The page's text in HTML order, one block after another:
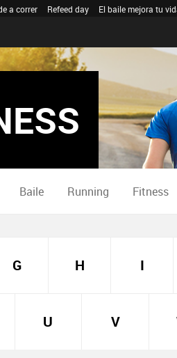
a correr Refeed day El baile mejora tu
Baile Running Fitness
G H I
U V